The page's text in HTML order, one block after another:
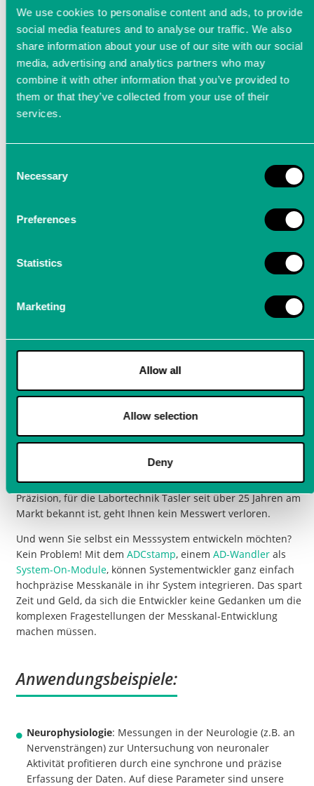
We use cookies to personalise content and ads, to provide
social media features and to analyse our traffic. We also
share information about your use of our site with our social
media, advertising and analytics partners who may
combine it with other information that you’ve provided to
them or that they’ve collected from your use of their
services.
Selection
Necessary
Preferences
Statistics
Marketing
Allow all
Allow selection
Deny
Messtechnik für Bio- und
Auch die medizinische Forschung kann durch
profitieren. LTT Präzisionsmessgeräte können
biophysikalischer Signale eingesetzt werden.
Ideale Messtechnik für die
Bio- und Neuromedizin
Präzisionsmesstechnikvon LTT bietet optimale Lösungen
für verschiedene Anwendungen in derBio- und
Messdatenerfassungsgeräte flexibel an die jeweilige
Messaufgabe anpassbar und durch die extrem hohe
Präzision, für die Labortechnik Tasler seit über 25 Jahren am
Markt bekannt ist, geht Ihnen kein Messwert verloren.
Und wenn Sie selbst ein Messsystem entwickeln möchten?
Kein Problem! Mit dem ADCstamp, einem AD-Wandler als
System-On-Module, können Systementwickler ganz einfach
hochpräzise Messkanäle in ihr System integrieren. Das spart
Zeit und Geld, da sich die Entwickler keine Gedanken um die
komplexen Fragestellungen der Messkanal-Entwicklung
machen müssen.
Anwendungsbeispiele:
Neurophysiologie: Messungen in der Neurologie (z.B. an
Nervensträngen) zur Untersuchung von neuronaler
Aktivität profitieren durch eine synchrone und präzise
Erfassung der Daten. Auf diese Parameter sind unsere